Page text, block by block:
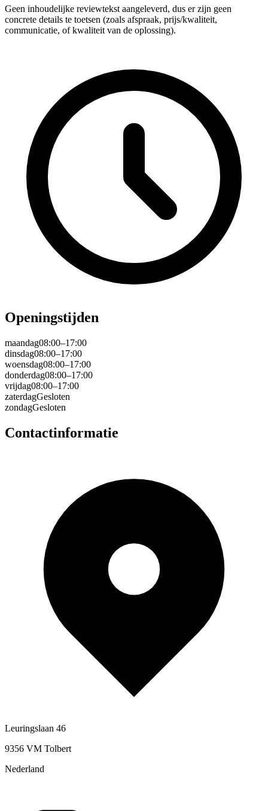
Geen inhoudelijke reviewtekst aangeleverd, dus er zijn geen
concrete details te toetsen (zoals afspraak, prijs/kwaliteit,
communicatie, of kwaliteit van de oplossing).
Openingstijden
maandag08:00–17:00
dinsdag08:00–17:00
woensdag08:00–17:00
donderdag08:00–17:00
vrijdag08:00–17:00
zaterdagGesloten
zondagGesloten
Contactinformatie
Leuringslaan 46
9356 VM Tolbert
Nederland